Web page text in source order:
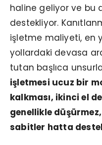
haline geliyor ve bu
destekliyor.
işletme maliyeti, en
yollardaki devasa
tutan başlıca
işletmesi ucuz bir
kalkması, ikinci el
genellikle
sabitler hatta